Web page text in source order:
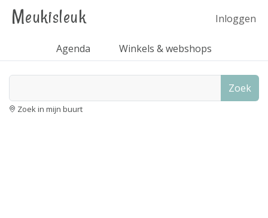
Meukisleuk Inloggen
Agenda Winkels & webshops
Zoek
Zoek in mijn buurt